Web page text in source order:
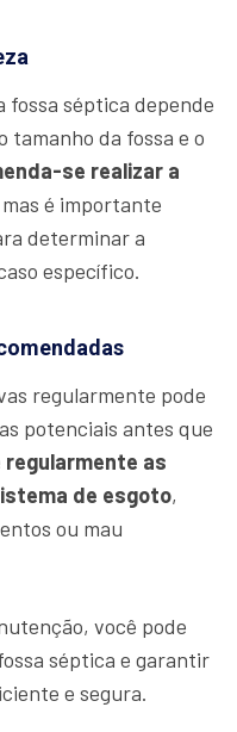
fossa séptica depende
da fossa e o
se realizar a
é importante
determinar a
específico.
regularmente pode
potenciais antes que
as
de esgoto,
ou mau
você pode
séptica e garantir
e segura.